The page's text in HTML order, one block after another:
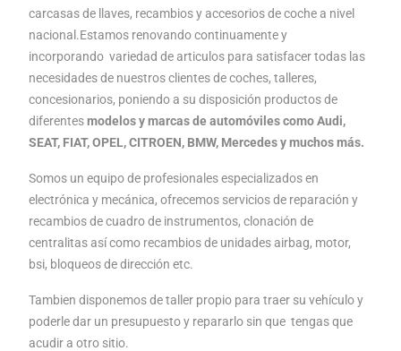
carcasas de llaves, recambios y accesorios de coche a nivel
nacional.Estamos renovando continuamente y
incorporando variedad de articulos para satisfacer todas las
necesidades de nuestros clientes de coches, talleres,
concesionarios, poniendo a su disposición productos de
diferentesmodelos y marcas de automóviles como Audi,
SEAT, FIAT, OPEL, CITROEN, BMW, Mercedes y muchos más.
Somos un equipo de profesionales especializados en
electrónica y mecánica, ofrecemos servicios de reparación y
recambios de cuadro de instrumentos, clonación de
centralitas así como recambios de unidades airbag, motor,
bsi, bloqueos de dirección etc.
Tambien disponemos de taller propio para traer su vehículo y
poderle dar un presupuesto y repararlo sin que tengas que
acudir a otro sitio.